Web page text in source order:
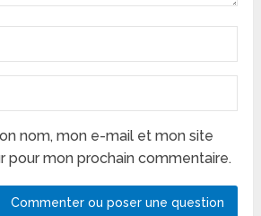
nom, mon e-mail et mon site
pour mon prochain commentaire.